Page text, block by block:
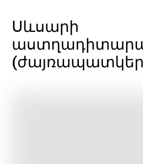
Սևսարի